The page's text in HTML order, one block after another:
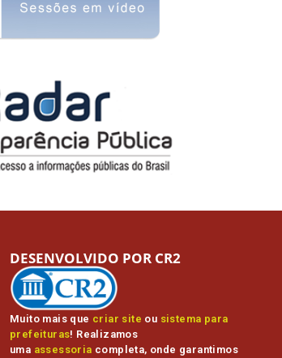
Muito mais que criar site ou sistema para
prefeituras! Realizamos
uma assessoria completa, onde garantimos
DESENVOLVIDO POR CR2